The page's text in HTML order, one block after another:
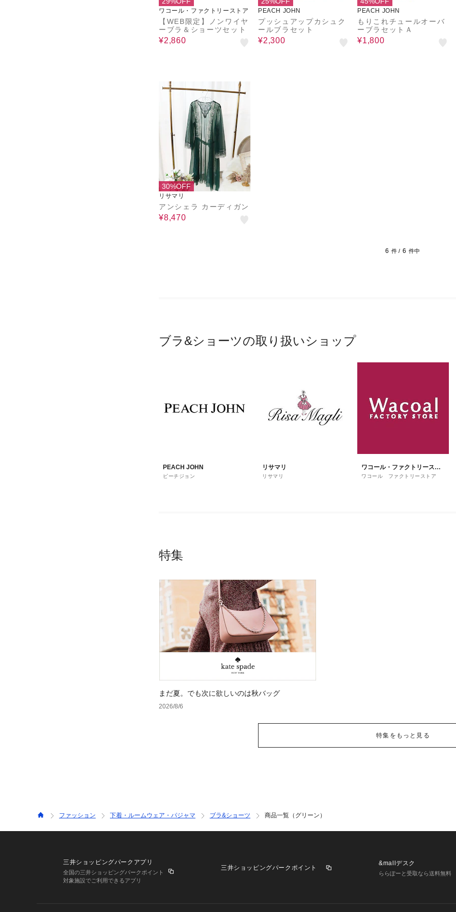
ワコール・ファクトリーストア
【WEB限定】ノンワイヤ
ーブラ＆ショーツセット
¥2,860
PEACH JOHN
プッシュアップカシュク
ールブラセット
¥2,300
PEACH JOHN
もりこれチュールオーバ
ーブラセットＡ
¥1,800
30%OFF
リサマリ
アンシェラ カーディガン
¥8,470
6 件 / 6 件中
ブラ&ショーツの取り扱いショップ
PEACH JOHN
ピーチジョン
リサマリ
リサマリ
ワコール・ファクトリースト
ア
ワコール ファクトリーストア
特集
まだ夏。でも次に欲しいのは秋バッグ
2026/8/6
特集をもっと見る
ファッション 下着・ルームウェア・パジャマ ブラ&ショーツ 商品一覧（グリーン）
三井ショッピングパークアプリ
全国の三井ショッピングパークポイント
対象施設でご利用できるアプリ
三井ショッピングパークポイント
&mallデスク
ららぽーと受取なら送料無料